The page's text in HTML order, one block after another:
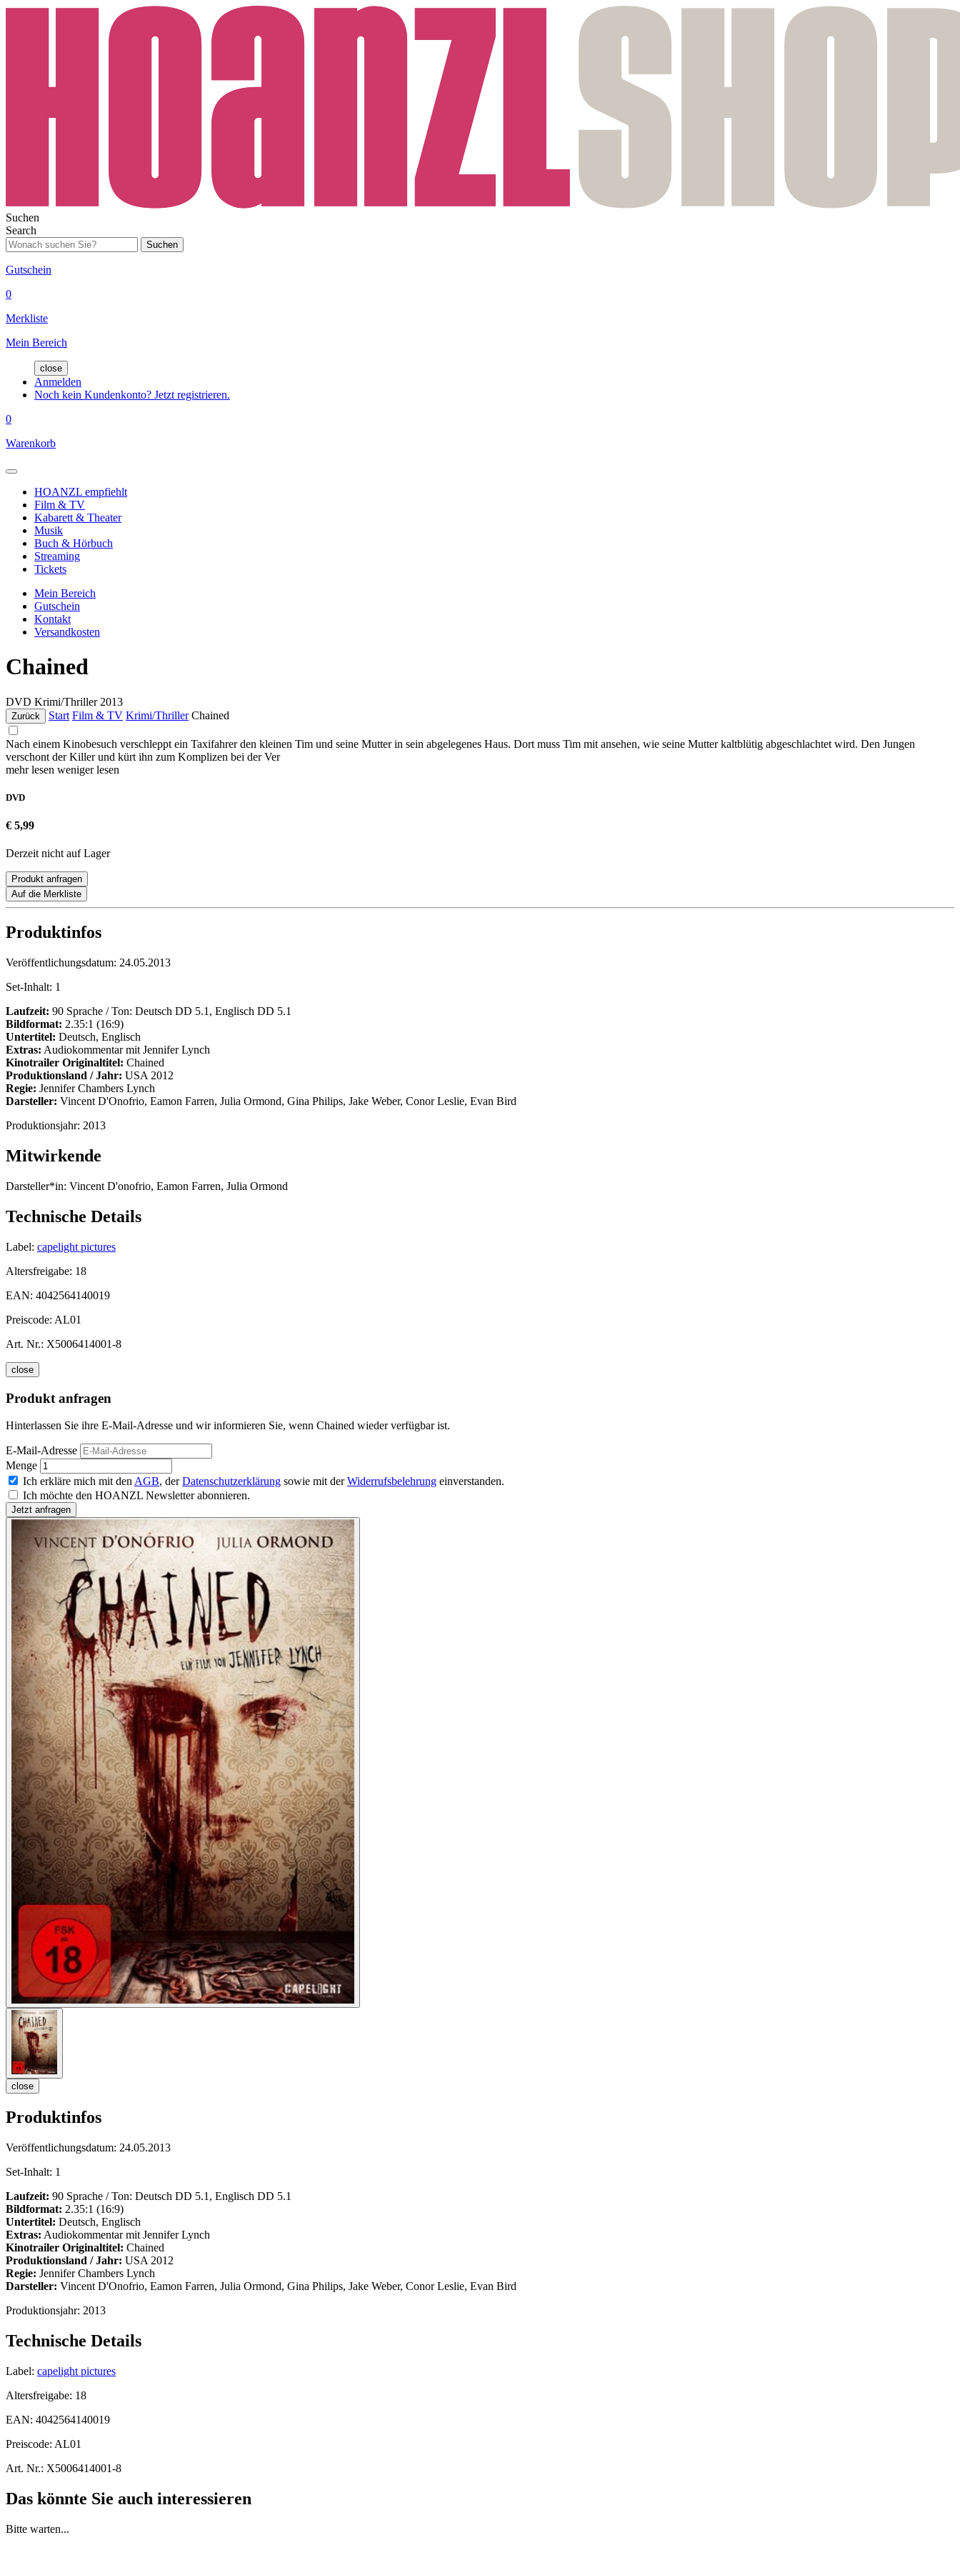
Suchen
Search
Suchen
Gutschein
0
Merkliste
Mein Bereich
close
Anmelden
Noch kein Kundenkonto? Jetzt registrieren.
0
Warenkorb
HOANZL empfiehlt
Film & TV
Kabarett & Theater
Musik
Buch & Hörbuch
Streaming
Tickets
Mein Bereich
Gutschein
Kontakt
Versandkosten
Chained
DVD Krimi/Thriller 2013
Zurück Start Film & TV Krimi/Thriller Chained
Nach einem Kinobesuch verschleppt ein Taxifahrer den kleinen Tim und seine Mutter in sein abgelegenes Haus. Dort muss Tim mit ansehen, wie seine Mutter kaltblütig abgeschlachtet wird. Den Jungen
verschont der Killer und kürt ihn zum Komplizen bei der Ver
mehr lesen weniger lesen
DVD
€ 5,99
Derzeit nicht auf Lager
Produkt anfragen
Auf die Merkliste
Produktinfos
Veröffentlichungsdatum: 24.05.2013
Set-Inhalt: 1
Laufzeit: 90 Sprache / Ton: Deutsch DD 5.1, Englisch DD 5.1
Bildformat: 2.35:1 (16:9)
Untertitel: Deutsch, Englisch
Extras: Audiokommentar mit Jennifer Lynch
Kinotrailer Originaltitel: Chained
Produktionsland / Jahr: USA 2012
Regie: Jennifer Chambers Lynch
Darsteller: Vincent D'Onofrio, Eamon Farren, Julia Ormond, Gina Philips, Jake Weber, Conor Leslie, Evan Bird
Produktionsjahr: 2013
Mitwirkende
Darsteller*in: Vincent D'onofrio, Eamon Farren, Julia Ormond
Technische Details
Label: capelight pictures
Altersfreigabe: 18
EAN: 4042564140019
Preiscode: AL01
Art. Nr.: X5006414001-8
close
Produkt anfragen
Hinterlassen Sie ihre E-Mail-Adresse und wir informieren Sie, wenn Chained wieder verfügbar ist.
E-Mail-Adresse
Menge
Ich erkläre mich mit den AGB, derDatenschutzerklärung sowie mit derWiderrufsbelehrung einverstanden.
Ich möchte den HOANZL Newsletter abonnieren.
close
Produktinfos
Veröffentlichungsdatum: 24.05.2013
Set-Inhalt: 1
Laufzeit: 90 Sprache / Ton: Deutsch DD 5.1, Englisch DD 5.1
Bildformat: 2.35:1 (16:9)
Untertitel: Deutsch, Englisch
Extras: Audiokommentar mit Jennifer Lynch
Kinotrailer Originaltitel: Chained
Produktionsland / Jahr: USA 2012
Regie: Jennifer Chambers Lynch
Darsteller: Vincent D'Onofrio, Eamon Farren, Julia Ormond, Gina Philips, Jake Weber, Conor Leslie, Evan Bird
Produktionsjahr: 2013
Technische Details
Label: capelight pictures
Altersfreigabe: 18
EAN: 4042564140019
Preiscode: AL01
Art. Nr.: X5006414001-8
Das könnte Sie auch interessieren
Bitte warten...